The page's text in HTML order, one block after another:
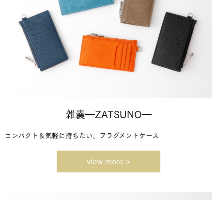
雑嚢―ZATSUNO―
コンパクト＆気軽に持ちたい、フラグメントケース
view more >